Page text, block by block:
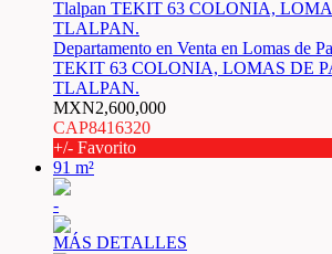
Departamento en Venta en Lomas de
TEKIT 63 COLONIA, LOMAS DE
TLALPAN.
MXN2,600,000
CAP8416320
+/- Favorito
91 m²
-
MÁS DETALLES